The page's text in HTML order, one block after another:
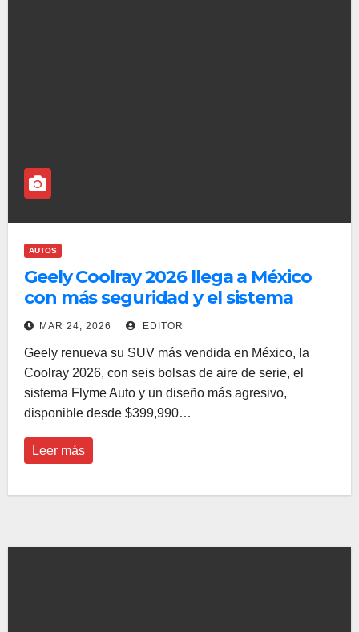
AUTOS
Geely Coolray 2026 llega a México
con más seguridad y el sistema
Flyme Auto
MAR 24, 2026 EDITOR
Geely renueva su SUV más vendida en México, la
Coolray 2026, con seis bolsas de aire de serie, el
sistema Flyme Auto y un diseño más agresivo,
disponible desde $399,990…
Leer más